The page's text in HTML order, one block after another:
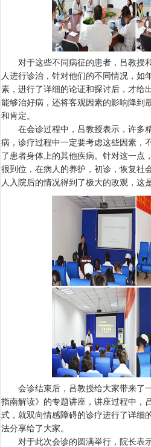
对于这些不同病征的患者，吕教授
人进行诊治，针对他们的不同情况，如
素，进行了详细的论证和探讨后，才给
能够治好病，还将客观因素的影响降到
和肯定。
在会诊过程中，吕教授表示，许多
病，诊疗过程中一定要考虑这些因素，
了患者身体上的其他疾病。针对这一点
很到位，在病人的养护，初诊，恢复社
人入院后的情况得到了极大的改观，这
会诊结束后，吕教授给大家带来了一
指南解读》的专题讲座，讲座过程中，
式，就双向情感障碍的诊疗进行了详细
法分享给了大家。
对于此次会诊的圆满举行，院长表